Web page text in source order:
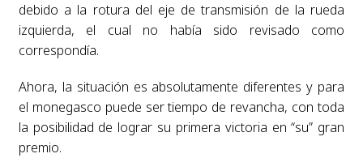
debido a la rotura del eje de transmisión de la rueda
izquierda, el cual no había sido revisado como
correspondía.
Ahora, la situación es absolutamente diferentes y para
el monegasco puede ser tiempo de revancha, con toda
la posibilidad de lograr su primera victoria en “su” gran
premio.